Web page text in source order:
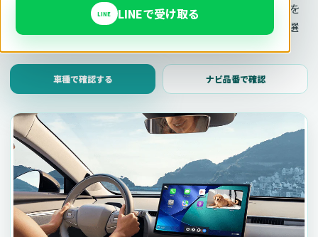
LINE LINEで受け取る
Ottocast（オットキャスト）の対応製品、条件、注意事項を
このページ内で見られます。 迷った場合は、車種と年式を選
車種で確認する ナビ品番で確認